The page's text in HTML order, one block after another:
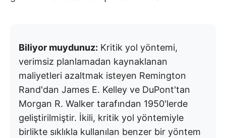
Biliyor muydunuz: Kritik yol yöntemi,
verimsiz planlamadan kaynaklanan
maliyetleri azaltmak isteyen Remington
Rand'dan James E. Kelley ve DuPont'tan
Morgan R. Walker tarafından 1950'lerde
geliştirilmiştir. İkili, kritik yol yöntemiyle
birlikte sıklıkla kullanılan benzer bir yöntem